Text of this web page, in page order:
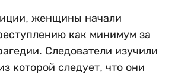
женщины начали
как минимум за
Следователи изучили
которой следует, что они